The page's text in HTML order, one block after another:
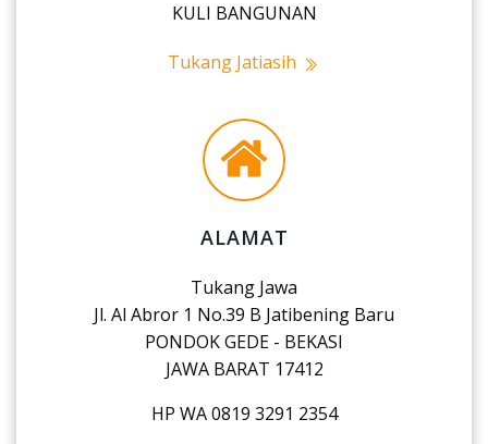
KULI BANGUNAN
Tukang Jatiasih
ALAMAT
Tukang Jawa
Jl. Al Abror 1 No.39 B Jatibening Baru
PONDOK GEDE - BEKASI
JAWA BARAT 17412
HP WA 0819 3291 2354